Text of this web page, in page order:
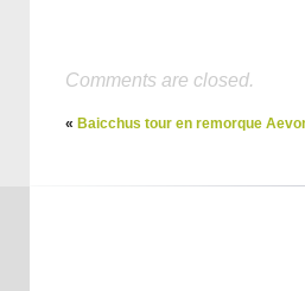
Comments are closed.
« Baicchus tour en remorque